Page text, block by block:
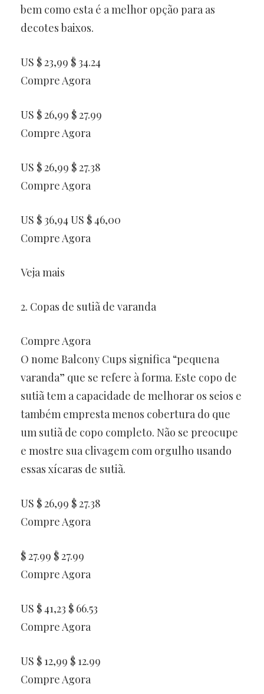
bem como esta é a melhor opção para as
decotes baixos.
US $ 23,99 $ 34.24
Compre Agora
US $ 26,99 $ 27.99
Compre Agora
US $ 26,99 $ 27.38
Compre Agora
US $ 36,94 US $ 46,00
Compre Agora
Veja mais
2. Copas de sutiã de varanda
Compre Agora
O nome Balcony Cups significa “pequena
varanda” que se refere à forma. Este copo de
sutiã tem a capacidade de melhorar os seios e
também empresta menos cobertura do que
um sutiã de copo completo. Não se preocupe
e mostre sua clivagem com orgulho usando
essas xícaras de sutiã.
US $ 26,99 $ 27.38
Compre Agora
$ 27.99 $ 27.99
Compre Agora
US $ 41,23 $ 66.53
Compre Agora
US $ 12,99 $ 12.99
Compre Agora